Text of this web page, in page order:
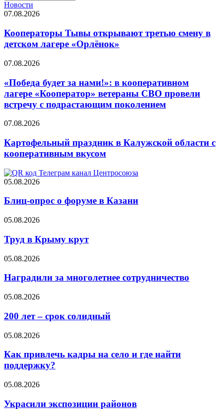
Новости
07.08.2026
Кооператоры Тывы открывают третью смену в
детском лагере «Орлёнок»
07.08.2026
«Победа будет за нами!»: в кооперативном
лагере «Кооператор» ветераны СВО провели
встречу с подрастающим поколением
07.08.2026
Картофельный праздник в Калужской области с
кооперативным вкусом
05.08.2026
Блиц-опрос о форуме в Казани
05.08.2026
Труд в Крыму крут
05.08.2026
Наградили за многолетнее сотрудничество
05.08.2026
200 лет – срок солидный
05.08.2026
Как привлечь кадры на село и где найти
поддержку?
05.08.2026
Украсили экспозиции районов